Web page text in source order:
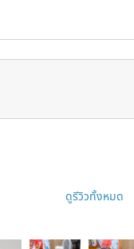
ดูรีวิวทั้งหมด